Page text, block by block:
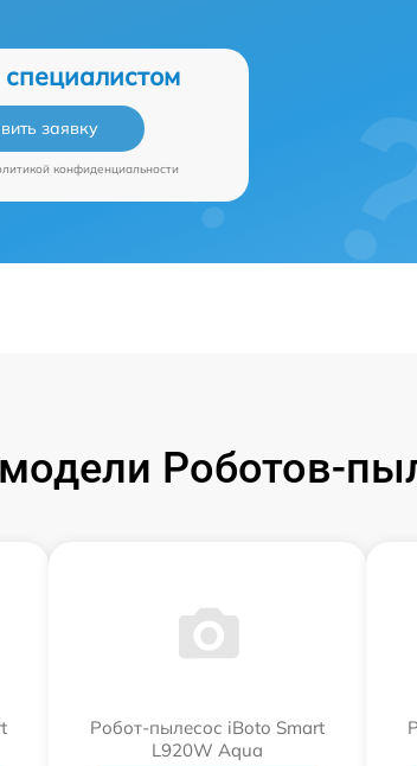
заявку
конфиденциальности
Роботов-
Робот-пылесос iBoto Smart
L920W Aqua